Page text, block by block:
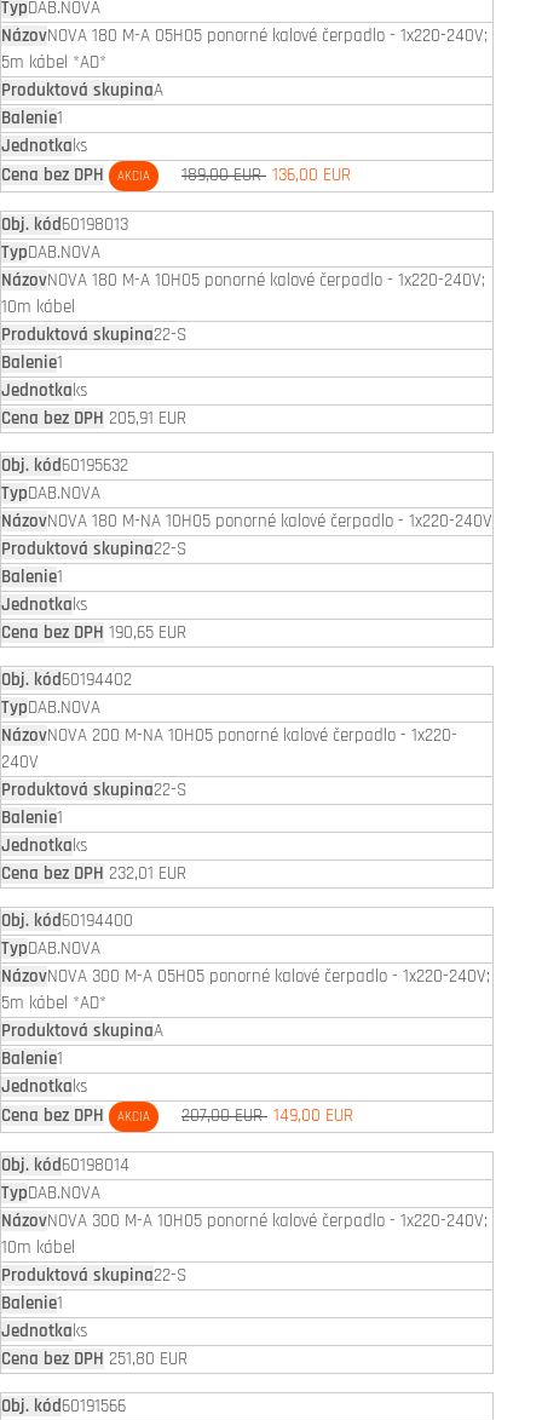
DAB.NOVA
NOVA 180 M-A 05H05 ponorné kalové čerpadlo - 1x220-240V;
5m kábel *AD*
A
1
ks
AKCIA 189,00 EUR 136,00 EUR
60198013
DAB.NOVA
NOVA 180 M-A 10H05 ponorné kalové čerpadlo - 1x220-240V;
10m kábel
22-S
1
ks
205,91 EUR
60195632
DAB.NOVA
NOVA 180 M-NA 10H05 ponorné kalové čerpadlo - 1x220-240V
22-S
1
ks
190,65 EUR
60194402
DAB.NOVA
NOVA 200 M-NA 10H05 ponorné kalové čerpadlo - 1x220-
240V
22-S
1
ks
232,01 EUR
60194400
DAB.NOVA
NOVA 300 M-A 05H05 ponorné kalové čerpadlo - 1x220-240V;
5m kábel *AD*
A
1
ks
AKCIA 207,00 EUR 149,00 EUR
60198014
DAB.NOVA
NOVA 300 M-A 10H05 ponorné kalové čerpadlo - 1x220-240V;
10m kábel
22-S
1
ks
251,80 EUR
60191566